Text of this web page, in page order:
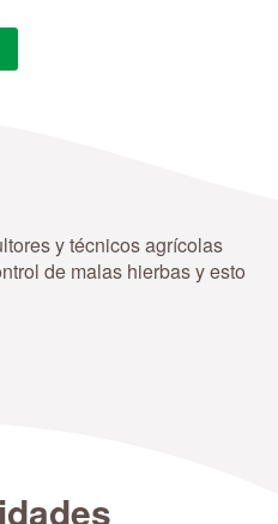
y técnicos agrícolas
de malas hierbas y esto